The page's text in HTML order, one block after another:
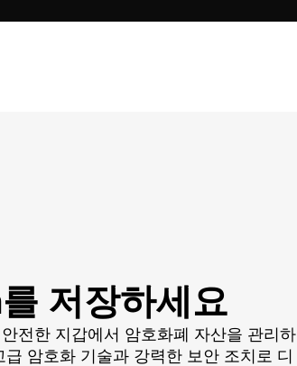
저장하세요
전한 지갑에서 암호화폐 자산을 관리하
급 암호화 기술과 강력한 보안 조치로 디